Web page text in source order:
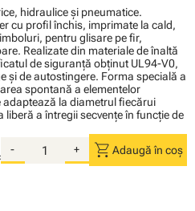
hidraulice şi pneumatice.
cu profil închis, imprimate la cald,
pentru glisare pe fir,
Realizate din materiale de înaltă
de siguranţă obţinut UL94-V0,
şi de autostingere. Forma specială a
spontană a elementelor
adaptează la diametrul fiecărui
a întregii secvenţe în funcţie de
- + shopping_cart Adaugă în coș